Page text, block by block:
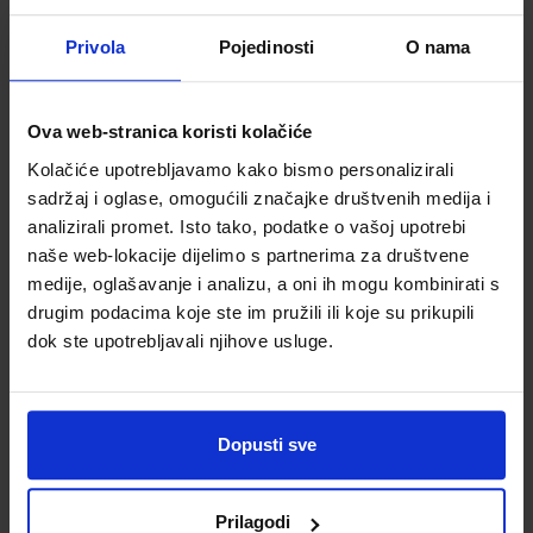
Privola Pojedinosti O nama
Ova web-stranica koristi kolačiće
Kolačiće upotrebljavamo kako bismo personalizirali
sadržaj i oglase, omogućili značajke društvenih medija i
analizirali promet. Isto tako, podatke o vašoj upotrebi
naše web-lokacije dijelimo s partnerima za društvene
medije, oglašavanje i analizu, a oni ih mogu kombinirati s
drugim podacima koje ste im pružili ili koje su prikupili
dok ste upotrebljavali njihove usluge.
Dopusti sve
Prilagodi
Fascikl kartonski
Spree s klapnama
i gumicom,
245x325x50 mm,
plavi
Šifra proizvoda
800970
Fascikl kartonski
Spree s klapnama
i gumicom,
250X350X50 mm,
zeleni
Šifra proizvoda
598474